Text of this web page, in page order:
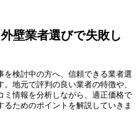
壁業者選びで失敗し
を検討中の方へ、信頼できる業者選
地元で評判の良い業者の特徴や、
ミ情報を分析しながら、適正価格で
るためのポイントを解説していきま